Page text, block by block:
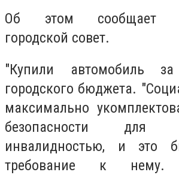
Об этом сообщает
городской совет.
"Купили автомобиль
городского бюджета.
максимально
безопасности
инвалидностью, и это
требование к нему.